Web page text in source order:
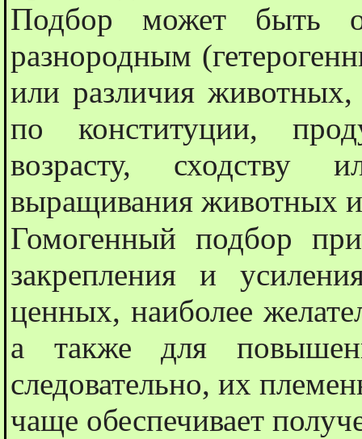
Подбор может быть
разнородным
или различия
по конституции,
возрасту, сходству
выращивания животных и
Гомогенный подбор
закрепления и
ценных, наиболее
а также для
следовательно, их
чаще обеспечивает